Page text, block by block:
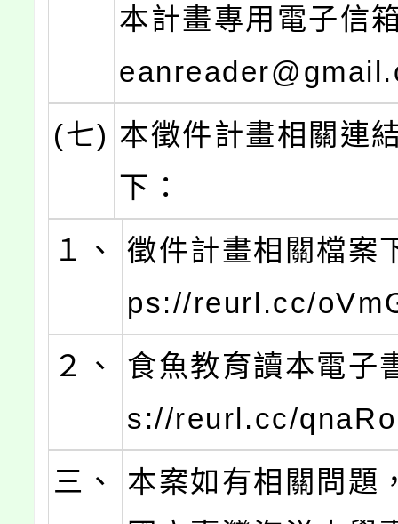
本計畫專用電子信
(七) 本徵件計畫相關連
下：
１、
徵件計畫相關檔案
ps://reurl.cc/
２、
食魚教育讀本電子
s://reurl.cc/
三、
本案如有相關問題